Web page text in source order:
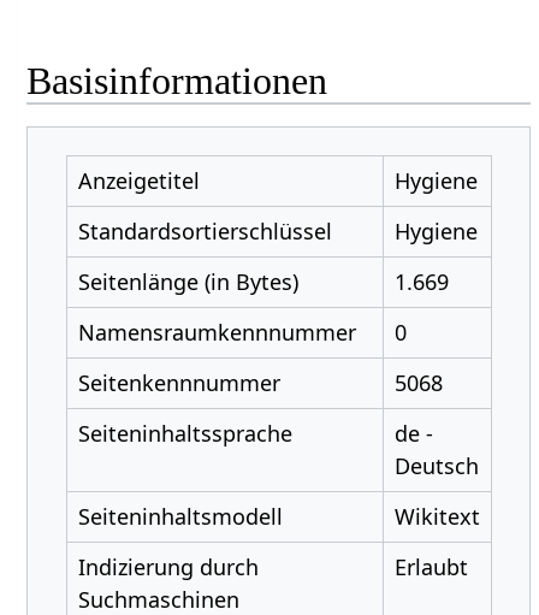
Basisinformationen
Anzeigetitel
Hygiene
Standardsortierschlüssel
Hygiene
Seitenlänge (in Bytes)
1.669
Namensraumkennnummer
0
Seitenkennnummer
5068
Seiteninhaltssprache
de -
Deutsch
Seiteninhaltsmodell
Wikitext
Indizierung durch
Suchmaschinen
Erlaubt